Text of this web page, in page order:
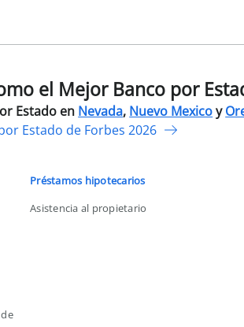
el Mejor Banco por
Estado en Nevada, Nuevo Mexicoy
Estado de Forbes 2026
Préstamos hipotecarios
Asistencia al propietario